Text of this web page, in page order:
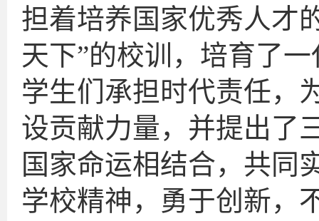
担着培养国家优秀人才
天下”的校训，培育了
学生们承担时代责任，
设贡献力量，并提出了
国家命运相结合，共同
学校精神，勇于创新，